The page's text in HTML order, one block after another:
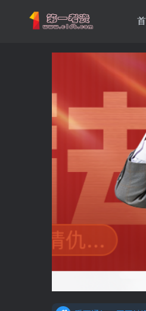
重要通知：因网
更新提示：已经